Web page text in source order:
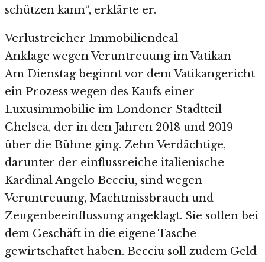
schützen kann“, erklärte er.
Verlustreicher Immobiliendeal
Anklage wegen Veruntreuung im Vatikan
Am Dienstag beginnt vor dem Vatikangericht
ein Prozess wegen des Kaufs einer
Luxusimmobilie im Londoner Stadtteil
Chelsea, der in den Jahren 2018 und 2019
über die Bühne ging. Zehn Verdächtige,
darunter der einflussreiche italienische
Kardinal Angelo Becciu, sind wegen
Veruntreuung, Machtmissbrauch und
Zeugenbeeinflussung angeklagt. Sie sollen bei
dem Geschäft in die eigene Tasche
gewirtschaftet haben. Becciu soll zudem Geld